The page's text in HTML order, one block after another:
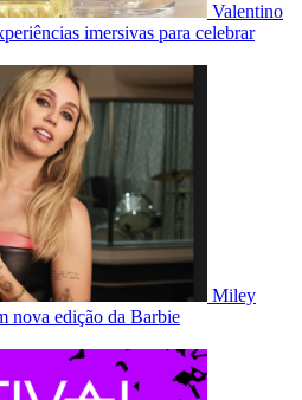
Valentino
imersivas para celebrar
Miley
nova edição da Barbie